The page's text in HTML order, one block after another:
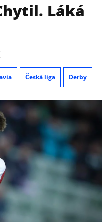
Láká
Česká liga Derby